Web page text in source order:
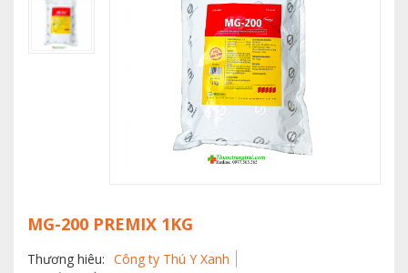
MG-200 PREMIX 1KG
Thương hiêu: Công ty Thú Y Xanh